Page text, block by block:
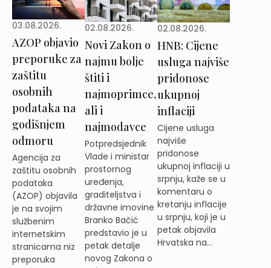
03.08.2026.
AZOP objavio
preporuke za
zaštitu
osobnih
podataka na
godišnjem
odmoru
Agencija za
zaštitu osobnih
podataka
(AZOP) objavila
je na svojim
službenim
internetskim
stranicama niz
preporuka
02.08.2026.
Novi Zakon o
najmu bolje
štiti i
najmoprimce,
ali i
najmodavce
Potpredsjednik
Vlade i ministar
prostornog
uređenja,
graditeljstva i
državne imovine
Branko Bačić
predstavio je u
petak detalje
novog Zakona o
02.08.2026.
HNB: Cijene
usluga najviše
pridonose
ukupnoj
inflaciji
Cijene usluga
najviše
pridonose
ukupnoj inflaciji u
srpnju, kaže se u
komentaru o
kretanju inflacije
u srpnju, koji je u
petak objavila
Hrvatska na...